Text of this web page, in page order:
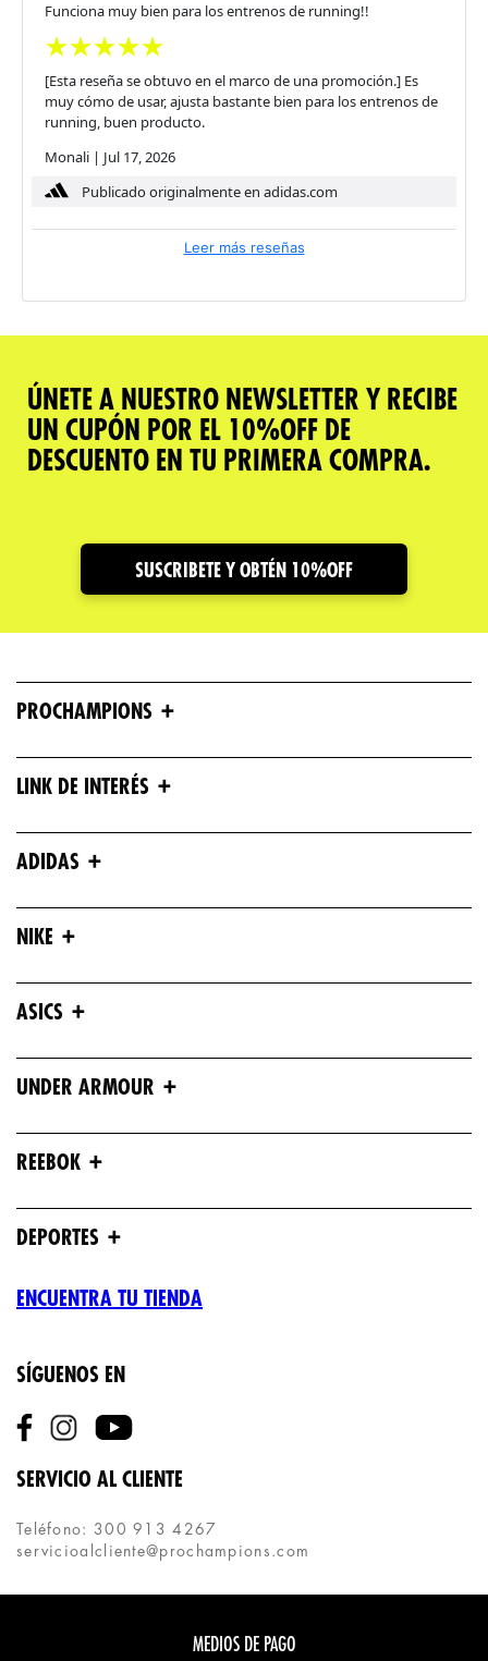
Funciona muy bien para los entrenos de running!!
[Esta reseña se obtuvo en el marco de una promoción.] Es
muy cómo de usar, ajusta bastante bien para los entrenos de
running, buen producto.
Monali | Jul 17, 2026
Publicado originalmente en adidas.com
Leer más reseñas
ÚNETE A NUESTRO NEWSLETTER Y RECIBE
UN CUPÓN POR EL 10%OFF DE
DESCUENTO EN TU PRIMERA COMPRA.
SUSCRIBETE Y OBTÉN 10%OFF
PROCHAMPIONS +
LINK DE INTERÉS +
ADIDAS +
NIKE +
ASICS +
UNDER ARMOUR +
REEBOK +
DEPORTES +
ENCUENTRA TU TIENDA
SÍGUENOS EN
SERVICIO AL CLIENTE
Teléfono: 300 913 4267
servicioalcliente@prochampions.com
MEDIOS DE PAGO